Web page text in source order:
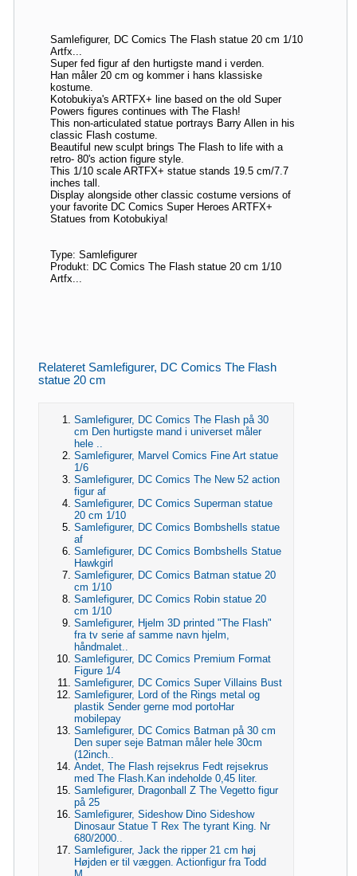
Samlefigurer, DC Comics The Flash statue 20 cm 1/10
Artfx...
Super fed figur af den hurtigste mand i verden.
Han måler 20 cm og kommer i hans klassiske
kostume.
Kotobukiya's ARTFX+ line based on the old Super
Powers figures continues with The Flash!
This non-articulated statue portrays Barry Allen in his
classic Flash costume.
Beautiful new sculpt brings The Flash to life with a
retro- 80's action figure style.
This 1/10 scale ARTFX+ statue stands 19.5 cm/7.7
inches tall.
Display alongside other classic costume versions of
your favorite DC Comics Super Heroes ARTFX+
Statues from Kotobukiya!
Type: Samlefigurer
Produkt: DC Comics The Flash statue 20 cm 1/10
Artfx...
Relateret Samlefigurer, DC Comics The Flash
statue 20 cm
Samlefigurer, DC Comics The Flash på 30
cm Den hurtigste mand i universet måler
hele ..
Samlefigurer, Marvel Comics Fine Art statue
1/6
Samlefigurer, DC Comics The New 52 action
figur af
Samlefigurer, DC Comics Superman statue
20 cm 1/10
Samlefigurer, DC Comics Bombshells statue
af
Samlefigurer, DC Comics Bombshells Statue
Hawkgirl
Samlefigurer, DC Comics Batman statue 20
cm 1/10
Samlefigurer, DC Comics Robin statue 20
cm 1/10
Samlefigurer, Hjelm 3D printed "The Flash"
fra tv serie af samme navn hjelm,
håndmalet..
Samlefigurer, DC Comics Premium Format
Figure 1/4
Samlefigurer, DC Comics Super Villains Bust
Samlefigurer, Lord of the Rings metal og
plastik Sender gerne mod portoHar
mobilepay
Samlefigurer, DC Comics Batman på 30 cm
Den super seje Batman måler hele 30cm
(12inch..
Andet, The Flash rejsekrus Fedt rejsekrus
med The Flash.Kan indeholde 0,45 liter.
Samlefigurer, Dragonball Z The Vegetto figur
på 25
Samlefigurer, Sideshow Dino Sideshow
Dinosaur Statue T Rex The tyrant King. Nr
680/2000..
Samlefigurer, Jack the ripper 21 cm høj
Højden er til væggen. Actionfigur fra Todd